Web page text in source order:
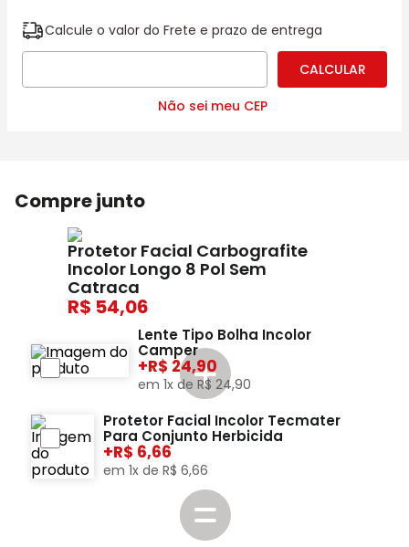
Calcule o valor do Frete e prazo de entrega
Não sei meu CEP
Compre junto
Protetor Facial Carbografite
Incolor Longo 8 Pol Sem
Catraca
54,06
Lente Tipo Bolha Incolor
Camper
+ 24,90
em1x deR$ 24,90
Protetor Facial Incolor Tecmater
Para Conjunto Herbicida
+ 6,66
em1x deR$ 6,66